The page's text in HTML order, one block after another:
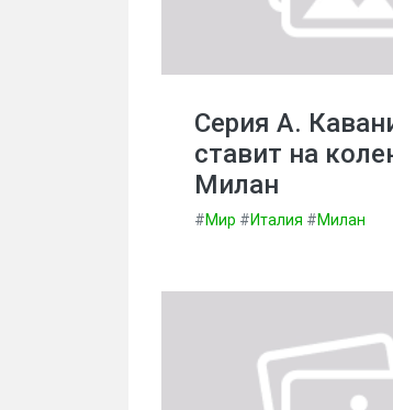
Серия А.
ставит на
Милан
#Мир #Италия #Милан